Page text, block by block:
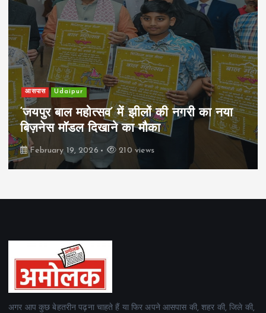
खेल Udaipur
पिम्स मेवाड़ कप 2026: क्रॉसवर्ड व आदित्यम
रियल स्टेट्स ने मुकाबले जीते
February 19, 2026 162 views
अगर आप कुछ बेहतरीन पढ़ना चाहते हैं या फिर अपने आसपास की, शहर की, जिले की,